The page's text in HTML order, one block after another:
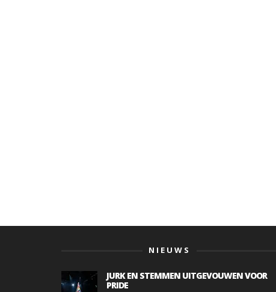
NIEUWS
JURK EN STEMMEN UITGEVOUWEN VOOR
PRIDE